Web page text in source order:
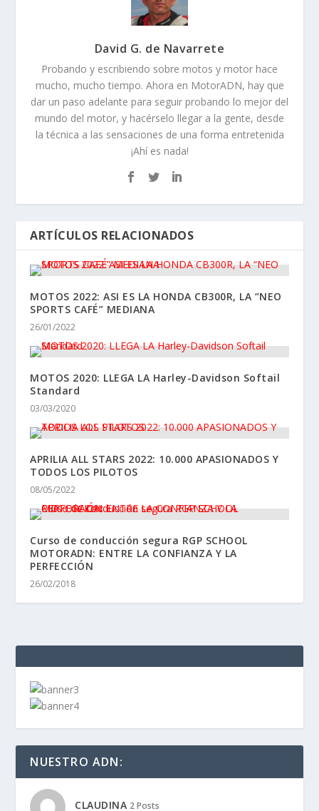
David G. de Navarrete
Probando y escribiendo sobre motos y motor hace
mucho, mucho tiempo. Ahora en MotorADN, hay que
dar un paso adelante para seguir probando lo mejor del
mundo del motor, y hacérselo llegar a la gente, desde
la técnica a las sensaciones de una forma entretenida
¡Ahí es nada!
ARTÍCULOS RELACIONADOS
MOTOS 2022: ASI ES LA HONDA CB300R, LA “NEO
SPORTS CAFÉ” MEDIANA
26/01/2022
MOTOS 2020: LLEGA LA Harley-Davidson Softail
Standard
03/03/2020
APRILIA ALL STARS 2022: 10.000 APASIONADOS Y
TODOS LOS PILOTOS
08/05/2022
Curso de conducción segura RGP SCHOOL
MOTORADN: ENTRE LA CONFIANZA Y LA
PERFECCIÓN
26/02/2018
NUESTRO ADN:
CLAUDINA 2 Posts